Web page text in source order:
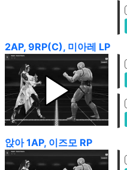
2AP, 9RP(C), 미아레 LP
앉아 1AP, 이즈모 RP